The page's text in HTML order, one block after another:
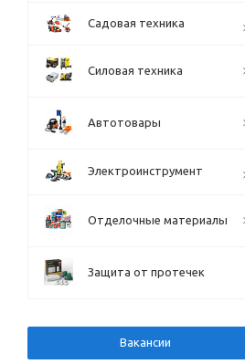
Садовая техника
Силовая техника
Автотовары
Электроинструмент
Отделочные материалы
Защита от протечек
Вакансии